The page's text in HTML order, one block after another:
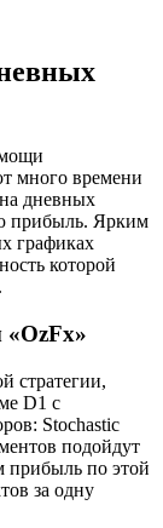
много времени
дневных
прибыль. Ярким
графиках
которой
«OzFx»
стратегии,
D1 с
Stochastic
подойдут
по этой
за одну